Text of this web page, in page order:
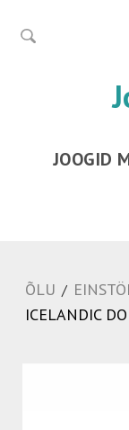
JOOGID
ÕLU /
ICELANDIC